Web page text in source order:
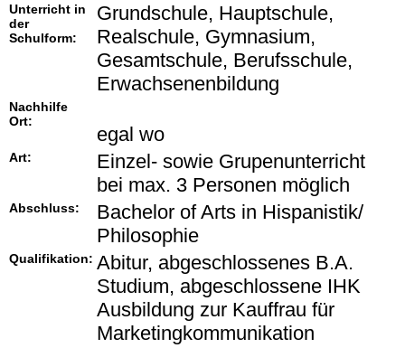
Unterricht in
der
Schulform:
Grundschule, Hauptschule,
Realschule, Gymnasium,
Gesamtschule, Berufsschule,
Erwachsenenbildung
Nachhilfe
Ort:
egal wo
Art:
Einzel- sowie Grupenunterricht
bei max. 3 Personen möglich
Abschluss:
Bachelor of Arts in Hispanistik/
Philosophie
Qualifikation: Abitur, abgeschlossenes B.A.
Studium, abgeschlossene IHK
Ausbildung zur Kauffrau für
Marketingkommunikation